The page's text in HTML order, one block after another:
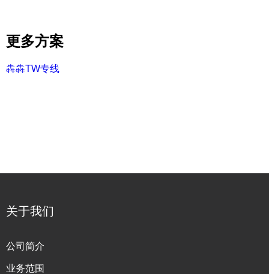
更多方案
犇犇TW专线
关于我们
公司简介
业务范围